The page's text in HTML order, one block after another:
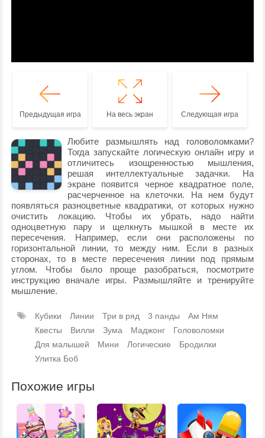
Предыдущая игра На весь экран Следующая игра
Любите размышлять над головоломками?
Тогда запускайте логическую онлайн игру и
отличитесь изощренностью мышления,
решая интеллектуальные задачки. На
экране появится черное квадратное поле,
расчерченное на клеточки. На нем будут
появляться разноцветные квадратики, от которых нужно
очистить локацию. Чтобы их убрать, надо найти
одноцветную пару и щелкнуть мышкой в месте их
пересечения. Например, если они расположены по
горизонтальной линии, то между ним. Если в разных
сторонах, то в месте пересечения линии под прямым
углом. Чтобы было проще разобраться, посмотрите
инструкцию вначале игры. Размышляйте и тренируйте
мышление.
Кубики Линии Три в ряд 3 панды
Ам Ням
Квесты
Вилли Зума Маджонг
Головоломки
Для малышей
Мини Логические
Бродилки
Улитка Боб
Похожие игры